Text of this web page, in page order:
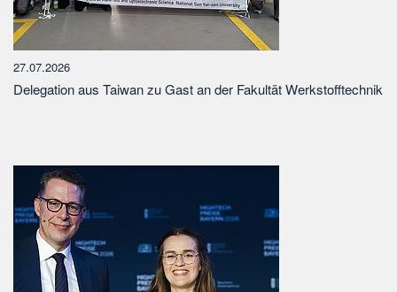
27.07.2026
Delegation aus Taiwan zu Gast an der Fakultät Werkstofftechnik